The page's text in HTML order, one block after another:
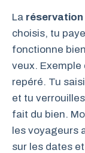
La réservation
choisis, tu
fonctionne
veux. Exemple
repéré. Tu
et tu
fait du bien.
les voyageurs
sur les dates